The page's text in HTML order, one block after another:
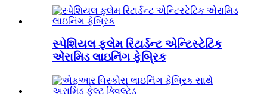
સ્પેશિયલ ફ્લેમ રિટાર્ડન્ટ એન્ટિસ્ટેટિક
એરામિડ લાઇનિંગ ફેબ્રિક